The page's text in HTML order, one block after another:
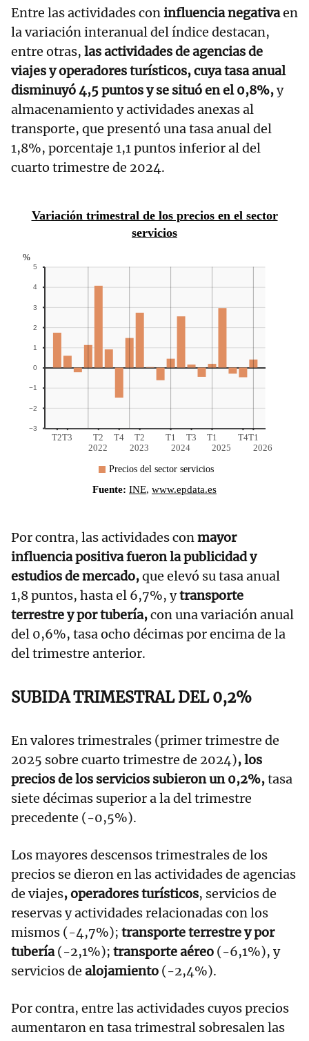
Entre las actividades coninfluencia negativaen
la variación interanual del índice destacan,
entre otras, las actividades de agencias de
viajes y operadores turísticos, cuya tasa anual
disminuyó 4,5 puntos y se situó en el 0,8%,y
almacenamiento y actividades anexas al
transporte, que presentó una tasa anual del
1,8%, porcentaje 1,1 puntos inferior al del
cuarto trimestre de 2024.
Por contra, las actividades conmayor
influencia positiva fueron la publicidad y
estudios de mercado,que elevó su tasa anual
1,8 puntos, hasta el 6,7%, ytransporte
terrestre y por tubería,con una variación anual
del 0,6%, tasa ocho décimas por encima de la
del trimestre anterior.
SUBIDA TRIMESTRAL DEL 0,2%
En valores trimestrales (primer trimestre de
2025 sobre cuarto trimestre de 2024), los
precios de los servicios subieron un 0,2%,tasa
siete décimas superior a la del trimestre
precedente (-0,5%).
Los mayores descensos trimestrales de los
precios se dieron en las actividades de agencias
de viajes, operadores turísticos, servicios de
reservas y actividades relacionadas con los
mismos (-4,7%); transporte terrestre y por
tubería(-2,1%); transporte aéreo (-6,1%), y
servicios de alojamiento (-2,4%).
Por contra, entre las actividades cuyos precios
aumentaron en tasa trimestral sobresalen las